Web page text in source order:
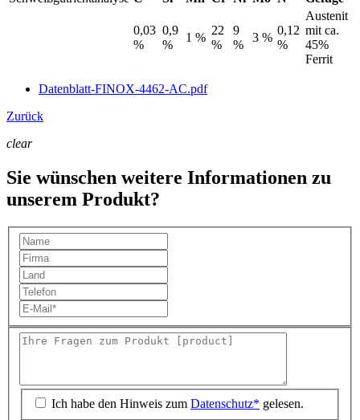
0,03
%
0,9
%
1 %
22
%
9
%
3 %
0,12
%
Austenit
mit ca.
45%
Ferrit
Datenblatt-FINOX-4462-AC.pdf
Zurück
clear
Sie wünschen weitere Informationen zu
unserem Produkt?
Ich habe den Hinweis zum Datenschutz* gelesen.